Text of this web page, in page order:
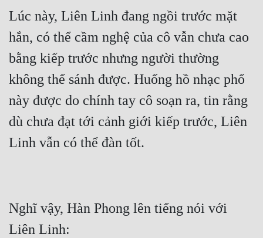
Lúc này, Liên Linh đang ngồi trước mặt
hắn, có thể cầm nghệ của cô vẫn chưa cao
bằng kiếp trước nhưng người thường
không thể sánh được. Huống hồ nhạc phổ
này được do chính tay cô soạn ra, tin rằng
dù chưa đạt tới cảnh giới kiếp trước, Liên
Linh vẫn có thể đàn tốt.
Nghĩ vậy, Hàn Phong lên tiếng nói với
Liên Linh: